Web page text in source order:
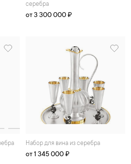
серебра
от 3 300 000 ₽
Набор для вина из серебра
от 1 345 000 ₽